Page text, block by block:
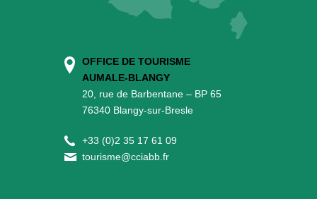
OFFICE DE TOURISME
AUMALE-BLANGY
20, rue de Barbentane – BP 65
76340 Blangy-sur-Bresle
+33 (0)2 35 17 61 09
tourisme@cciabb.fr